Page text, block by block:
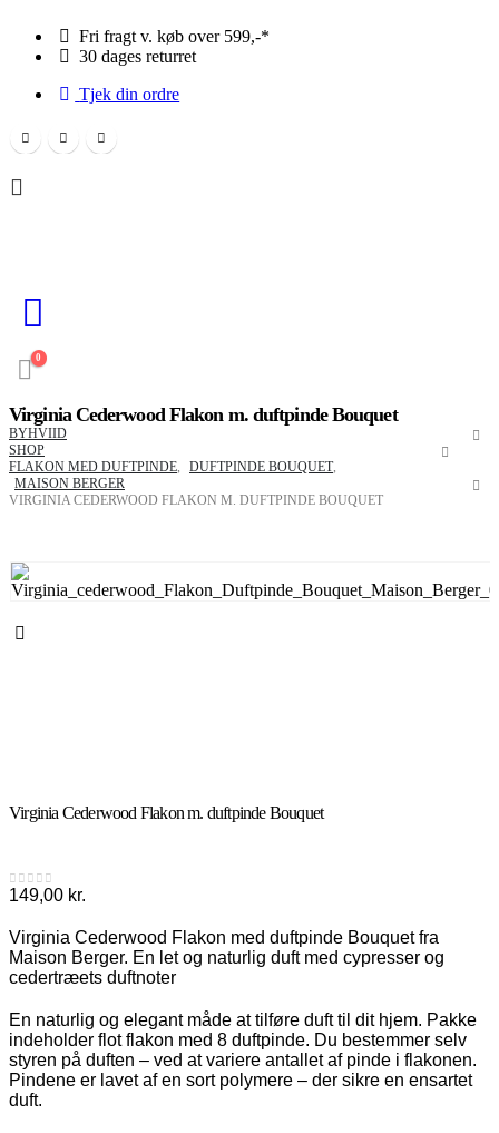
Fri fragt v. køb over 599,-*
30 dages returret
Tjek din ordre
0
Virginia Cederwood Flakon m. duftpinde Bouquet
BYHVIID
SHOP
FLAKON MED DUFTPINDE, DUFTPINDE BOUQUET,
MAISON BERGER
VIRGINIA CEDERWOOD FLAKON M. DUFTPINDE BOUQUET
Virginia Cederwood Flakon m. duftpinde Bouquet
0out of 5
149,00 kr.
Virginia Cederwood Flakon med duftpinde Bouquet fra
Maison Berger. En let og naturlig duft med cypresser og
cedertræets duftnoter
En naturlig og elegant måde at tilføre duft til dit hjem. Pakke
indeholder flot flakon med 8 duftpinde. Du bestemmer selv
styren på duften – ved at variere antallet af pinde i flakonen.
Pindene er lavet af en sort polymere – der sikre en ensartet
duft.